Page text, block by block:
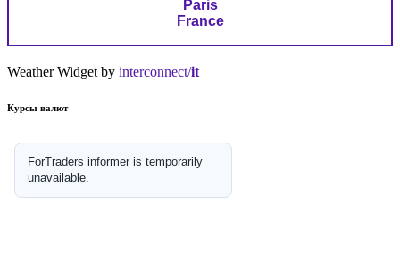
Paris
France
Weather Widget by interconnect/it
Курсы валют